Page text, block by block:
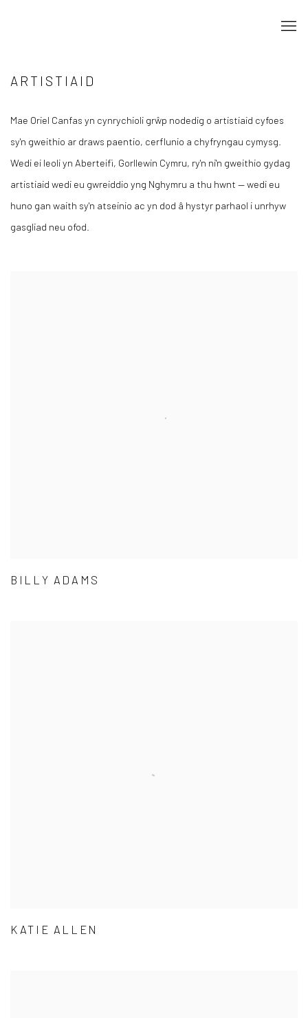
ARTISTIAID
Mae Oriel Canfas yn cynrychioli grŵp nodedig o artistiaid cyfoes
sy'n gweithio ar draws paentio, cerflunio a chyfryngau cymysg.
Wedi ei leoli yn Aberteifi, Gorllewin Cymru, ry'n ni'n gweithio gydag
artistiaid wedi eu gwreiddio yng Nghymru a thu hwnt — wedi eu
huno gan waith sy'n atseinio ac yn dod â hystyr parhaol i unrhyw
gasgliad neu ofod.
BILLY ADAMS
KATIE ALLEN